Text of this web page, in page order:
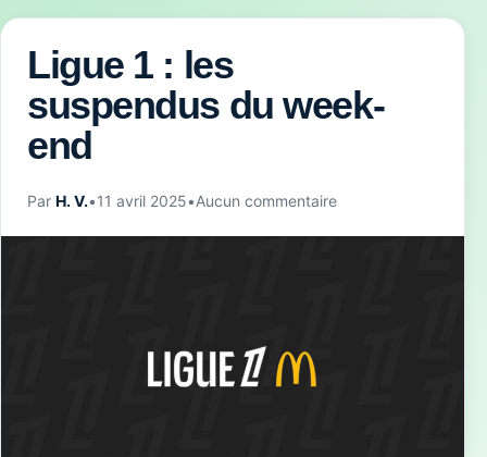
Ligue 1 : les
suspendus du week-
end
Par H. V.•11 avril 2025•Aucun commentaire